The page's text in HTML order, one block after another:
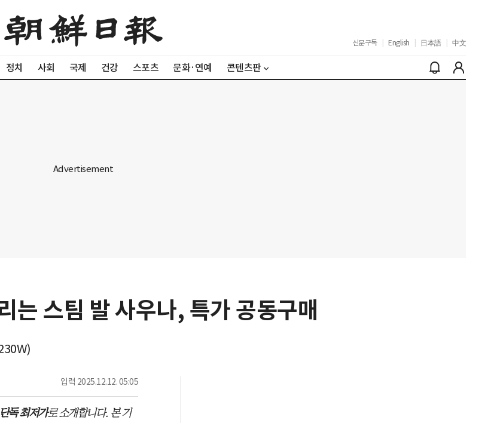
신문구독 English 日本語 中文
정치 사회 국제 건강 스포츠 문화·연예 콘텐츠판
는 스팀 발 사우나, 특가 공동구매
입력 2025.12.12. 05:05
단독 최저가로 소개합니다. 본 기